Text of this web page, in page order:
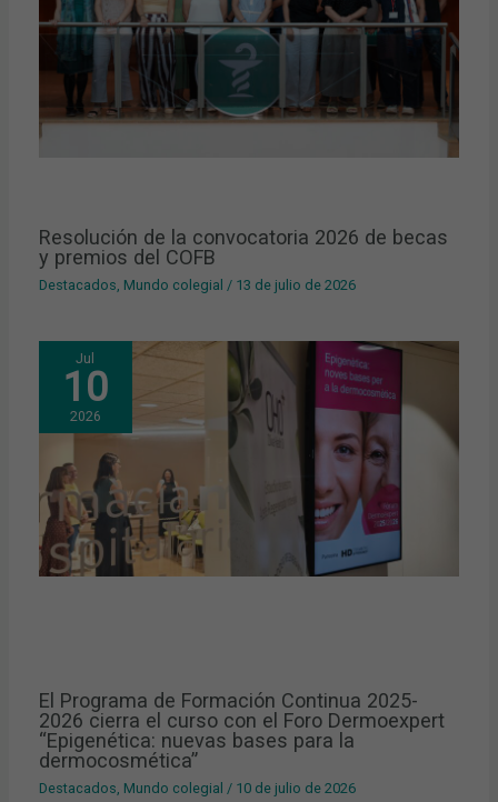
Resolución de la convocatoria 2026 de becas
y premios del COFB
Destacados, Mundo colegial / 13 de julio de 2026
Jul
10
2026
El Programa de Formación Continua 2025-
2026 cierra el curso con el Foro Dermoexpert
“Epigenética: nuevas bases para la
dermocosmética”
Destacados, Mundo colegial / 10 de julio de 2026